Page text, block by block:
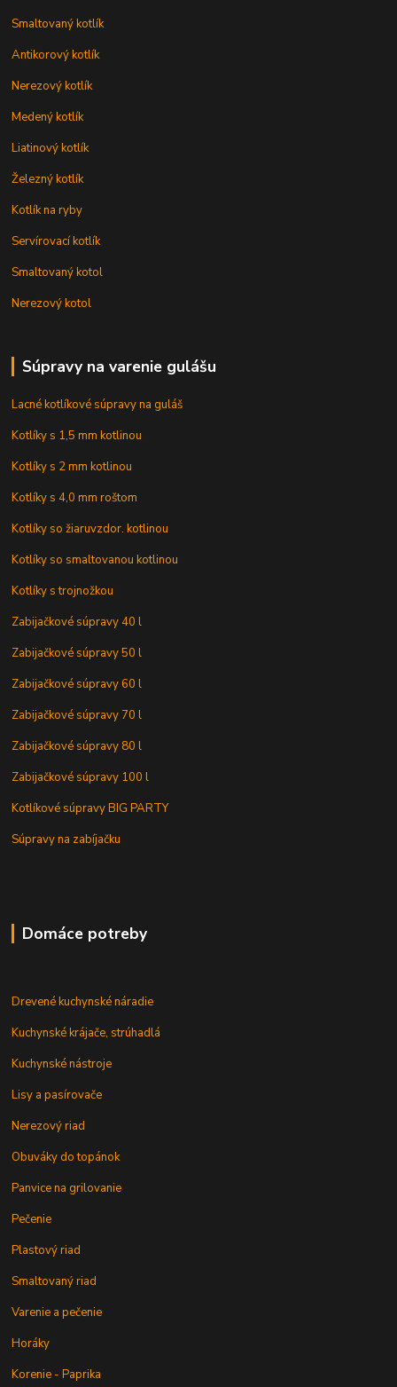
Smaltovaný kotlík
Antikorový kotlík
Nerezový kotlík
Medený kotlík
Liatinový kotlík
Železný kotlík
Kotlík na ryby
Servírovací kotlík
Smaltovaný kotol
Nerezový kotol
Súpravy na varenie gulášu
Lacné kotlíkové súpravy na guláš
Kotlíky s 1,5 mm kotlinou
Kotlíky s 2 mm kotlinou
Kotlíky s 4,0 mm roštom
Kotlíky so žiaruvzdor. kotlinou
Kotlíky so smaltovanou kotlinou
Kotlíky s trojnožkou
Zabijačkové súpravy 40 l
Zabijačkové súpravy 50 l
Zabijačkové súpravy 60 l
Zabijačkové súpravy 70 l
Zabijačkové súpravy 80 l
Zabijačkové súpravy 100 l
Kotlíkové súpravy BIG PARTY
Súpravy na zabíjačku
Domáce potreby
Drevené kuchynské náradie
Kuchynské krájače, strúhadlá
Kuchynské nástroje
Lisy a pasírovače
Nerezový riad
Obuváky do topánok
Panvice na grilovanie
Pečenie
Plastový riad
Smaltovaný riad
Varenie a pečenie
Horáky
Korenie - Paprika